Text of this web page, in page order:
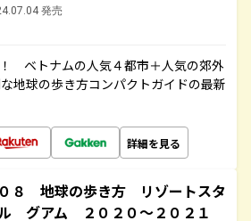
発売
ベトナムの人気４都市＋人気の郊外
地球の歩き方コンパクトガイドの最新
詳細を見る
８ 地球の歩き方 リゾートスタ
グアム ２０２０～２０２１